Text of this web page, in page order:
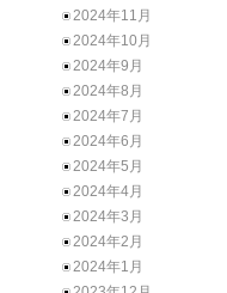
2024年11月
2024年10月
2024年9月
2024年8月
2024年7月
2024年6月
2024年5月
2024年4月
2024年3月
2024年2月
2024年1月